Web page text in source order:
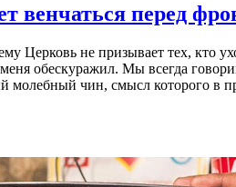
венчаться перед
Церковь не призывает тех, кто
обескуражил. Мы всегда
молебный чин, смысл которого в